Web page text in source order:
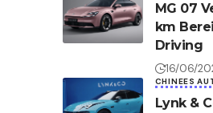
MG 07
km
Driving
16/06/
CHINEES
Lynk &